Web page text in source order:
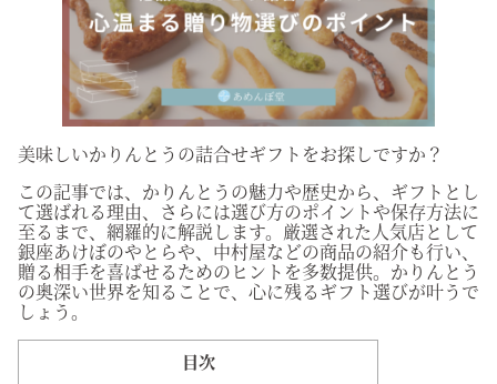
美味しいかりんとうの詰合せギフトをお探しですか？
この記事では、かりんとうの魅力や歴史から、ギフトとし
て選ばれる理由、さらには選び方のポイントや保存方法に
至るまで、網羅的に解説します。厳選された人気店として
銀座あけぼのやとらや、中村屋などの商品の紹介も行い、
贈る相手を喜ばせるためのヒントを多数提供。かりんとう
の奥深い世界を知ることで、心に残るギフト選びが叶うで
しょう。
目次